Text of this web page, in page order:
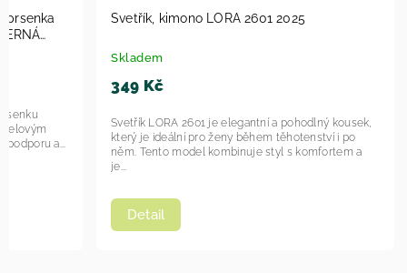
a...
Svetřík, kimono LORA 2601 2025
Skladem
349 Kč
Detail
Svetřík LORA 2601 je elegantní a pohodlný kousek,
který je ideální pro ženy během těhotenství i po
něm. Tento model kombinuje styl s komfortem a
je...